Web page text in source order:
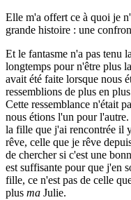
Elle m'a offert ce à quoi je
grande histoire : une
Et le fantasme n'a pas tenu
longtemps pour n'être plus
avait été faite lorsque nous
ressemblions de plus en
Cette ressemblance n'était
nous étions l'un pour
la fille que j'ai rencontrée il
rêve, celle que je rêve
de chercher si c'est une
est suffisante pour que j'en
fille, ce n'est pas de celle
plus ma Julie.